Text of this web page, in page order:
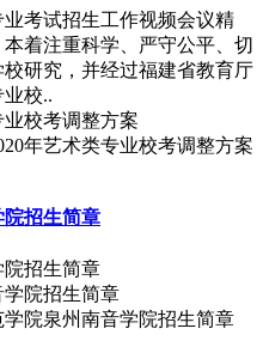
考试招生工作视频会议精
着注重科学、严守公平、切
研究，并经过福建省教育厅
校..
年艺术类专业校考调整方案
院招生简章
院招生简章
学院泉州南音学院招生简章